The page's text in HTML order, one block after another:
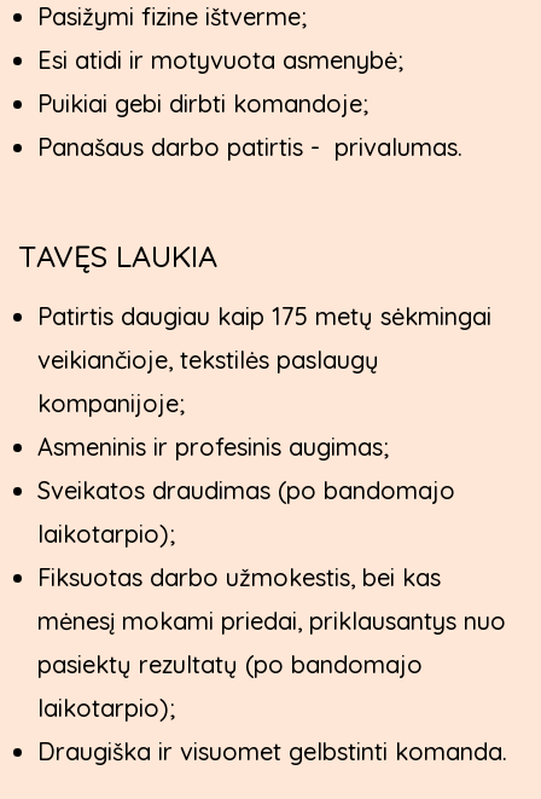
Pasižymi fizine ištverme;
Esi atidi ir motyvuota asmenybė;
Puikiai gebi dirbti komandoje;
Panašaus darbo patirtis - privalumas.
TAVĘS LAUKIA
Patirtis daugiau kaip 175 metų sėkmingai
veikiančioje, tekstilės paslaugų
kompanijoje;
Asmeninis ir profesinis augimas;
Sveikatos draudimas (po bandomajo
laikotarpio);
Fiksuotas darbo užmokestis, bei kas
mėnesį mokami priedai, priklausantys nuo
pasiektų rezultatų (po bandomajo
laikotarpio);
Draugiška ir visuomet gelbstinti komanda.